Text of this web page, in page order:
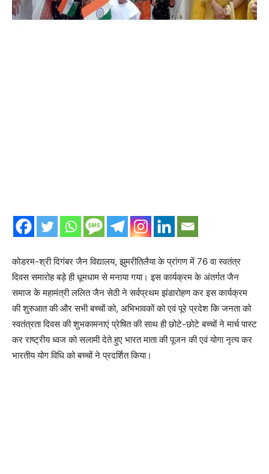
कोडरम-श्री दिगंबर जैन विद्यालय, झुमरीतिलैया के प्रांगण में 76 वा स्वतंत्र
दिवस समारोह बड़े ही धूमधाम से मनाया गया। इस कार्यक्रम के अंतर्गत जैन
समाज के महामंत्री ललित जैन सेठी ने सर्वप्रथम झंडारोहण कर इस कार्यक्रम
की शुरुआत की और सभी बच्चों को, अभिभावकों को एवं पूरे प्रदेश कि जनता को
स्वतंत्रता दिवस की शुभकामनाएं प्रेषित की साथ ही छोटे-छोटे बच्चों ने मार्च पास्ट
कर राष्ट्रीय ध्वज को सलामी देते हुए भारत माता की पूजन की एवं योगा नृत्य कर
भारतीय योग विधि को बच्चों ने प्रदर्शित किया।